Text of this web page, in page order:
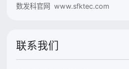
数发科官网 www.sfktec.com
联系我们